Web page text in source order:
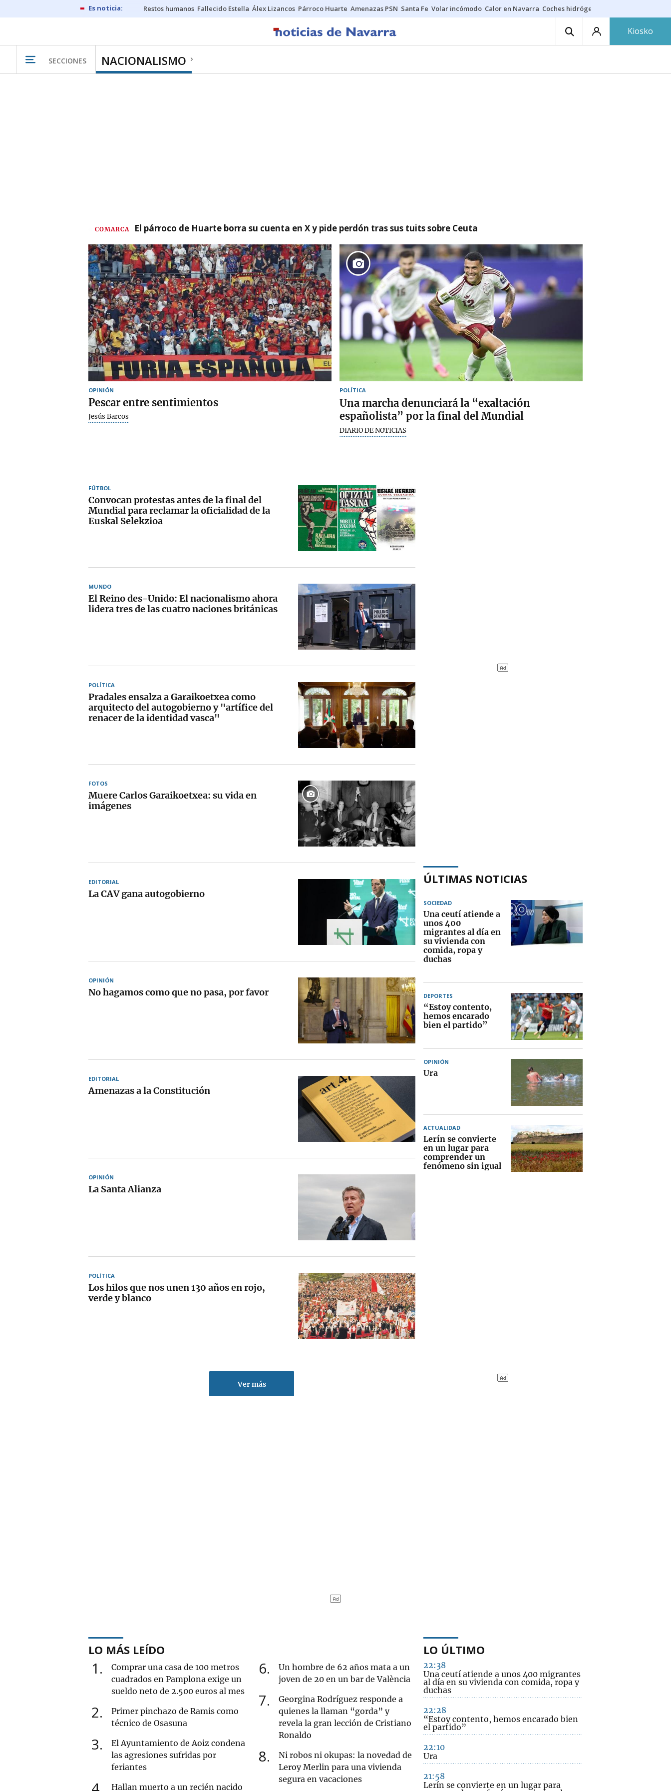
Restos humanos Fallecido Estella Álex Lizancos Párroco Huarte Amenazas PSN Santa Fe Volar incómodo Calor en Navarra Coches hidrógeno
Kiosko
SECCIONES NACIONALISMO
COMARCA El párroco de Huarte borra su cuenta en X y pide perdón tras sus tuits sobre Ceuta
OPINIÓN
Pescar entre sentimientos
Jesús Barcos
POLÍTICA
Una marcha denunciará la “exaltación
españolista” por la final del Mundial
DIARIO DE NOTICIAS
FÚTBOL
Convocan protestas antes de la final del
Mundial para reclamar la oficialidad de la
Euskal Selekzioa
MUNDO
El Reino des-Unido: El nacionalismo ahora
lidera tres de las cuatro naciones británicas
POLÍTICA
Pradales ensalza a Garaikoetxea como
arquitecto del autogobierno y "artífice del
renacer de la identidad vasca"
FOTOS
Muere Carlos Garaikoetxea: su vida en
imágenes
EDITORIAL
La CAV gana autogobierno
OPINIÓN
No hagamos como que no pasa, por favor
EDITORIAL
Amenazas a la Constitución
OPINIÓN
La Santa Alianza
POLÍTICA
Los hilos que nos unen 130 años en rojo,
verde y blanco
Ver más
ÚLTIMAS NOTICIAS
SOCIEDAD
Una ceutí atiende a
unos 400
migrantes al día en
su vivienda con
comida, ropa y
duchas
DEPORTES
“Estoy contento,
hemos encarado
bien el partido”
OPINIÓN
Ura
ACTUALIDAD
Lerín se convierte
en un lugar para
comprender un
fenómeno sin igual
LO MÁS LEÍDO
1
Comprar una casa de 100 metros
cuadrados en Pamplona exige un
sueldo neto de 2.500 euros al mes
2
Primer pinchazo de Ramis como
técnico de Osasuna
3
El Ayuntamiento de Aoiz condena
las agresiones sufridas por
feriantes
Hallan muerto a un recién nacido
6
Un hombre de 62 años mata a un
joven de 20 en un bar de València
7
Georgina Rodríguez responde a
quienes la llaman “gorda” y
revela la gran lección de Cristiano
Ronaldo
8
Ni robos ni okupas: la novedad de
Leroy Merlin para una vivienda
segura en vacaciones
LO ÚLTIMO
22:38
Una ceutí atiende a unos 400 migrantes
al día en su vivienda con comida, ropa y
duchas
22:28
“Estoy contento, hemos encarado bien
el partido”
22:10
Ura
21:58
Lerín se convierte en un lugar para